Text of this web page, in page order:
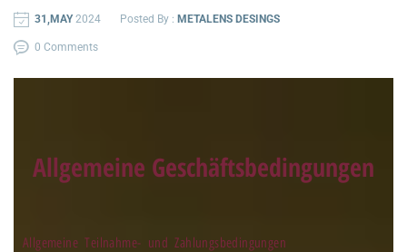
31,MAY2024 Posted By : METALENS DESINGS
0 Comments
Allgemeine Geschäftsbedingungen
Allgemeine Teilnahme- und Zahlungsbedingungen